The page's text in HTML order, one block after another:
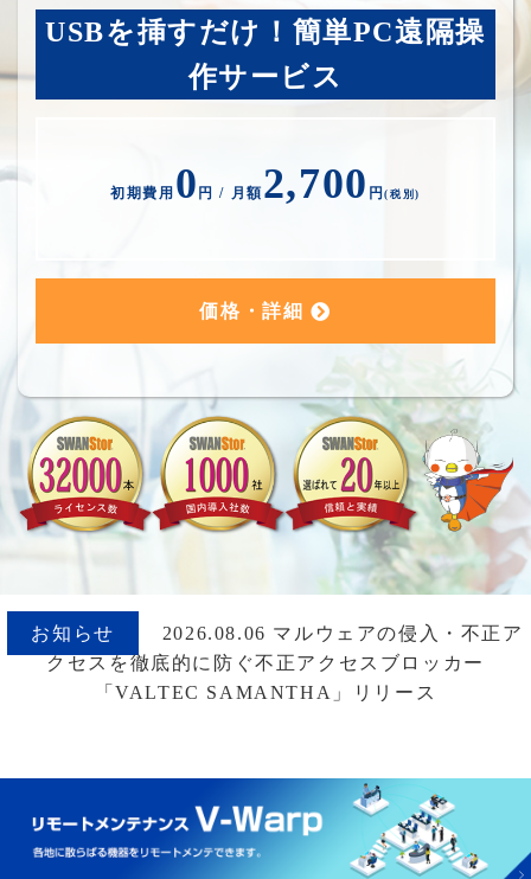
USBを挿すだけ！簡単PC遠隔操
作サービス
初期費用 0 円 / 月額2,700 円(税別)
価格・詳細
お知らせ
2026.08.06 マルウェアの侵入・不正ア
クセスを徹底的に防ぐ不正アクセスブロッカー
「VALTEC SAMANTHA」リリース